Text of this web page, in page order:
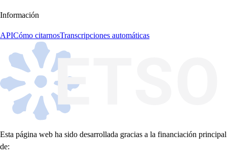
Información
APICómo citarnosTranscripciones automáticas
Esta página web ha sido desarrollada gracias a la financiación principal
de: